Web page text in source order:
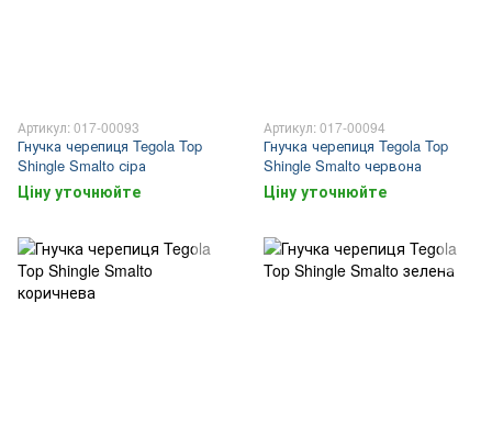
Артикул: 017-00093
Гнучка черепиця Tegola Top
Shingle Smalto сіра
Ціну уточнюйте
Артикул: 017-00094
Гнучка черепиця Tegola Top
Shingle Smalto червона
Ціну уточнюйте